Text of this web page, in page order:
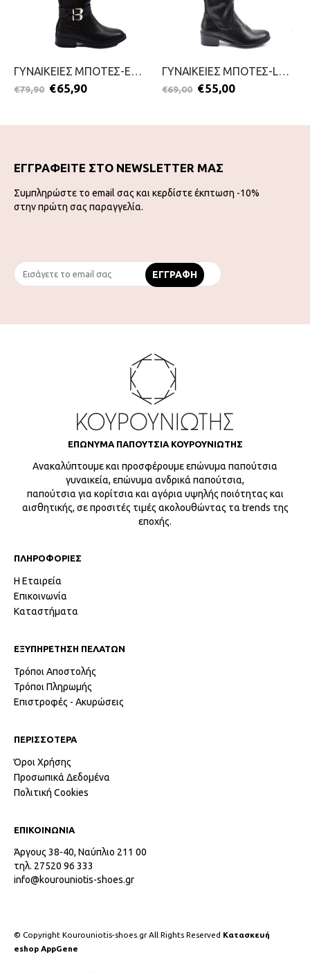
ΓΥΝΑΙΚΕΙΕΣ ΜΠΟΤΕΣ-ENVIE-2611-0167-ΜΑΥΡΟ
€79,90 €65,90
ΓΥΝΑΙΚΕΙΕΣ ΜΠΟΤΕΣ-LA COQUETTE-2311-0120-ΜΑΥΡΟ
€69,00 €55,00
ΕΓΓΡΑΦΕΙΤΕ ΣΤΟ NEWSLETTER ΜΑΣ
Συμπληρώστε το email σας και κερδίστε έκπτωση -10%
στην πρώτη σας παραγγελία.
ΕΠΩΝΥΜΑ ΠΑΠΟΥΤΣΙΑ ΚΟΥΡΟΥΝΙΩΤΗΣ
Ανακαλύπτουμε και προσφέρουμε επώνυμα παπούτσια
γυναικεία, επώνυμα ανδρικά παπούτσια,
παπούτσια για κορίτσια και αγόρια υψηλής ποιότητας και
αισθητικής, σε προσιτές τιμές ακολουθώντας τα trends της
εποχής.
ΠΛΗΡΟΦΟΡΙΕΣ
Η Εταιρεία
Επικοινωνία
Καταστήματα
ΕΞΥΠΗΡΕΤΗΣΗ ΠΕΛΑΤΩΝ
Τρόποι Αποστολής
Τρόποι Πληρωμής
Επιστροφές - Ακυρώσεις
ΠΕΡΙΣΣΟΤΕΡΑ
Όροι Χρήσης
Προσωπικά Δεδομένα
Πολιτική Cookies
ΕΠΙΚΟΙΝΩΝΙΑ
Άργους 38-40, Ναύπλιο 211 00
τηλ. 27520 96 333
info@kourouniotis-shoes.gr
© Copyright Kourouniotis-shoes.gr All Rights Reserved Κατασκευή
eshop AppGene